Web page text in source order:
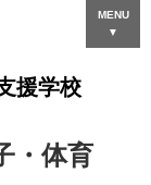
援学校
MENU
▼
・体育